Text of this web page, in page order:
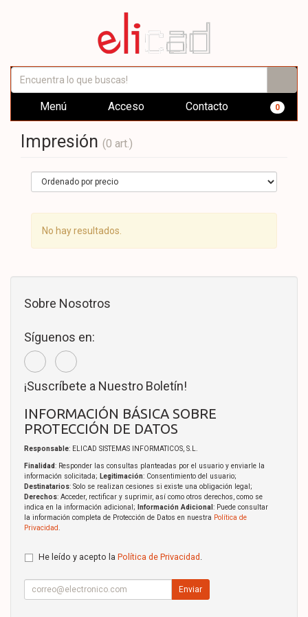
Menú Acceso Contacto 0
Impresión (0 art.)
No hay resultados.
Sobre Nosotros
Síguenos en:
¡Suscríbete a Nuestro Boletín!
INFORMACIÓN BÁSICA SOBRE
PROTECCIÓN DE DATOS
Responsable: ELICAD SISTEMAS INFORMATICOS, S.L.
Finalidad: Responder las consultas planteadas por el usuario y enviarle la
información solicitada; Legitimación: Consentimiento del usuario;
Destinatarios: Solo se realizan cesiones si existe una obligación legal;
Derechos: Acceder, rectificar y suprimir, así como otros derechos, como se
indica en la información adicional;
Información Adicional : Puede consultar
la información completa de Protección de Datos en nuestra Política de
Privacidad
He leído y acepto la Política de Privacidad .
Enviar